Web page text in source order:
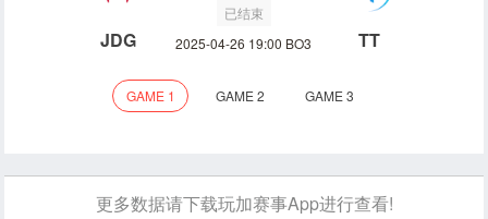
JDG
已结束
2025-04-26 19:00 BO3
TT
GAME 1 GAME 2 GAME 3
更多数据请下载玩加赛事App进行查看!